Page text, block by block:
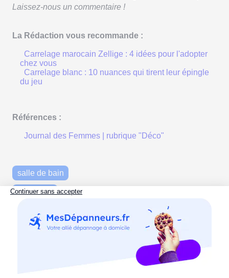
Laissez-nous un commentaire !
La Rédaction vous recommande :
Carrelage marocain Zellige : 4 idées pour l'adopter
chez vous
Carrelage blanc : 10 nuances qui tirent leur épingle
du jeu
Références :
Journal des Femmes | rubrique "Déco"
salle de bain
mosaïque
carrelage
tendances